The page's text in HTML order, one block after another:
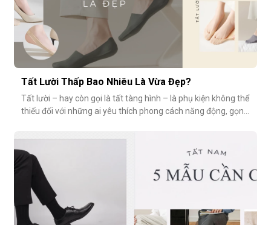
Tất Lười Thấp Bao Nhiêu Là Vừa Đẹp?
Tất lười – hay còn gọi là tất tàng hình – là phụ kiện không thể
thiếu đối với những ai yêu thích phong cách năng động, gọn
nhiêu là vừa đẹp? Nếu quá thấp, tất dễ bị tuột; nếu quá c